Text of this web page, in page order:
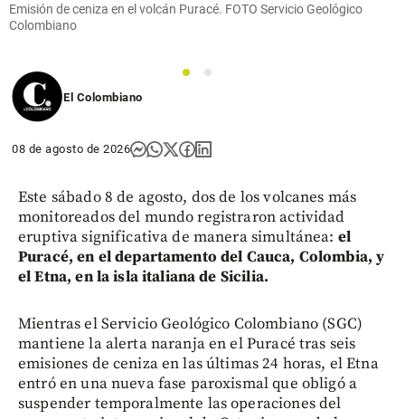
Emisión de ceniza en el volcán Puracé. FOTO Servicio Geológico
Colombiano
1
2
El Colombiano
08 de agosto de 2026
Este sábado 8 de agosto, dos de los volcanes más
monitoreados del mundo registraron actividad
eruptiva significativa de manera simultánea: el
Puracé, en el departamento del Cauca, Colombia, y
el Etna, en la isla italiana de Sicilia.
Mientras el Servicio Geológico Colombiano (SGC)
mantiene la alerta naranja en el Puracé tras seis
emisiones de ceniza en las últimas 24 horas, el Etna
entró en una nueva fase paroxismal que obligó a
suspender temporalmente las operaciones del